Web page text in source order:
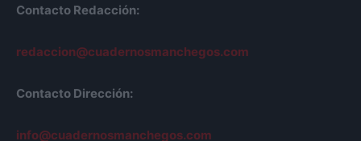
Contacto Redacción:
redaccion@cuadernosmanchegos.com
Contacto Dirección:
info@cuadernosmanchegos.com